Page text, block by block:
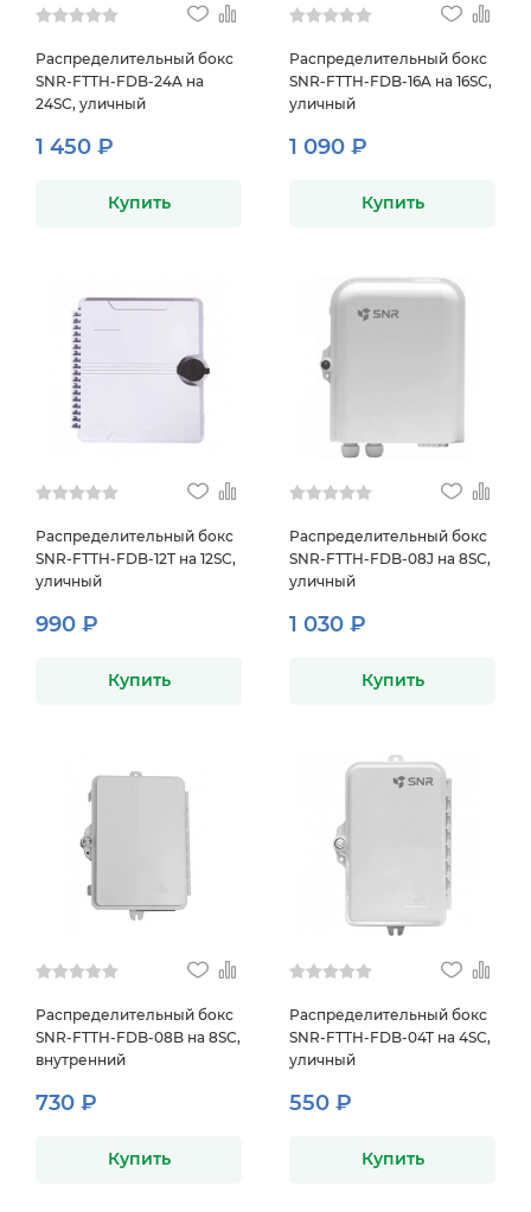
Распределительный бокс
SNR-FTTH-FDB-24A на
24SC, уличный
1 450 ₽
Купить
Распределительный бокс
SNR-FTTH-FDB-16A на 16SC,
уличный
1 090 ₽
Купить
Распределительный бокс
SNR-FTTH-FDB-12T на 12SC,
уличный
990 ₽
Купить
Распределительный бокс
SNR-FTTH-FDB-08J на 8SC,
уличный
1 030 ₽
Купить
Распределительный бокс
SNR-FTTH-FDB-08B на 8SC,
внутренний
730 ₽
Купить
Распределительный бокс
SNR-FTTH-FDB-04T на 4SC,
уличный
550 ₽
Купить